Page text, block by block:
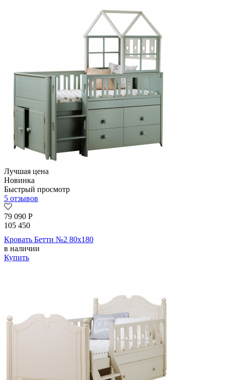
Лучшая цена
Новинка
Быстрый просмотр
5 отзывов
79 090 Р
105 450
Кровать Бетти №2 80х180
в наличии
Купить